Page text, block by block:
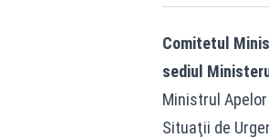
Comitetul
sediul
Ministrul
Situaţii de